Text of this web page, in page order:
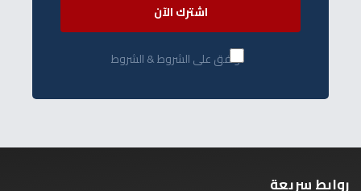
اشترك الآن
أوافق على الشروط & الشروط
روابط سريعة